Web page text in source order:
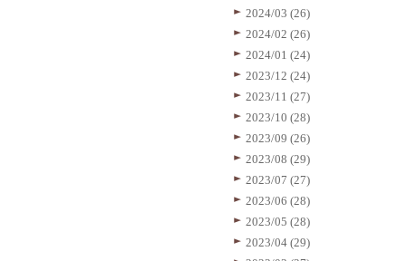
2024/03 (26)
2024/02 (26)
2024/01 (24)
2023/12 (24)
2023/11 (27)
2023/10 (28)
2023/09 (26)
2023/08 (29)
2023/07 (27)
2023/06 (28)
2023/05 (28)
2023/04 (29)